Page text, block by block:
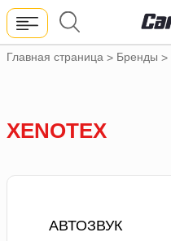
Главная страница > Бренды >
XENOTEX
АВТОЗВУК